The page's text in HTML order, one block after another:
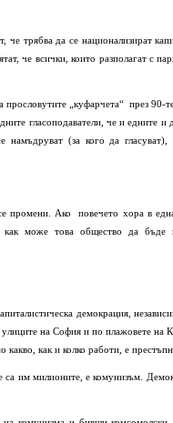
трябва да се национализират
че всички, които разполагат с
„куфарчета“ през 90-
гласоподаватели, че и едните и
(за кого да гласуват),
промени. Ако повечето хора в
може това общество да бъде
демокрация,
на София и по плажовете на
как и колко работи, е
са им милионите, е комунизъм.